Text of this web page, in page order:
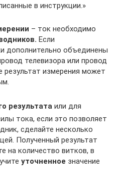
в инструкции.»
– ток необходимо
Если
дополнительно объединены
телевизора или провод
результат измерения может
результата или для
тока, если это позволяет
сделайте несколько
Полученный результат
на количество витков, в
уточненное значение